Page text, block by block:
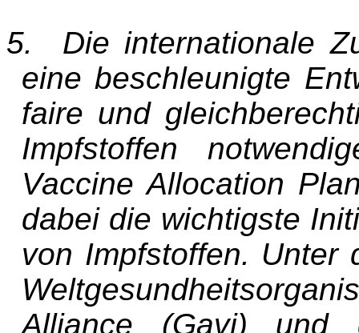
5. Die internationale
eine beschleunigte
faire und
Impfstoffen
Vaccine Allocation
dabei die wichtigste
von Impfstoffen. Unter
Alliance (Gavi) und